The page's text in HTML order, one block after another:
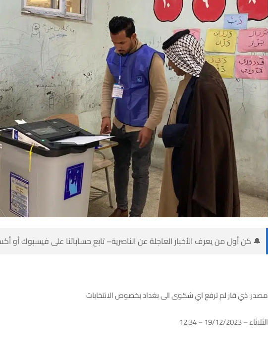
🔔 كن أول من يعرف الأخبار العاجلة عن الناصرية– تابع حساباتنا على فيسبوك أو
مصدر: ذي قار لم ترفع اي شكوى الى بغداد بخصوص الانتخابات
الثلاثاء – 19/12/2023 – 12:34